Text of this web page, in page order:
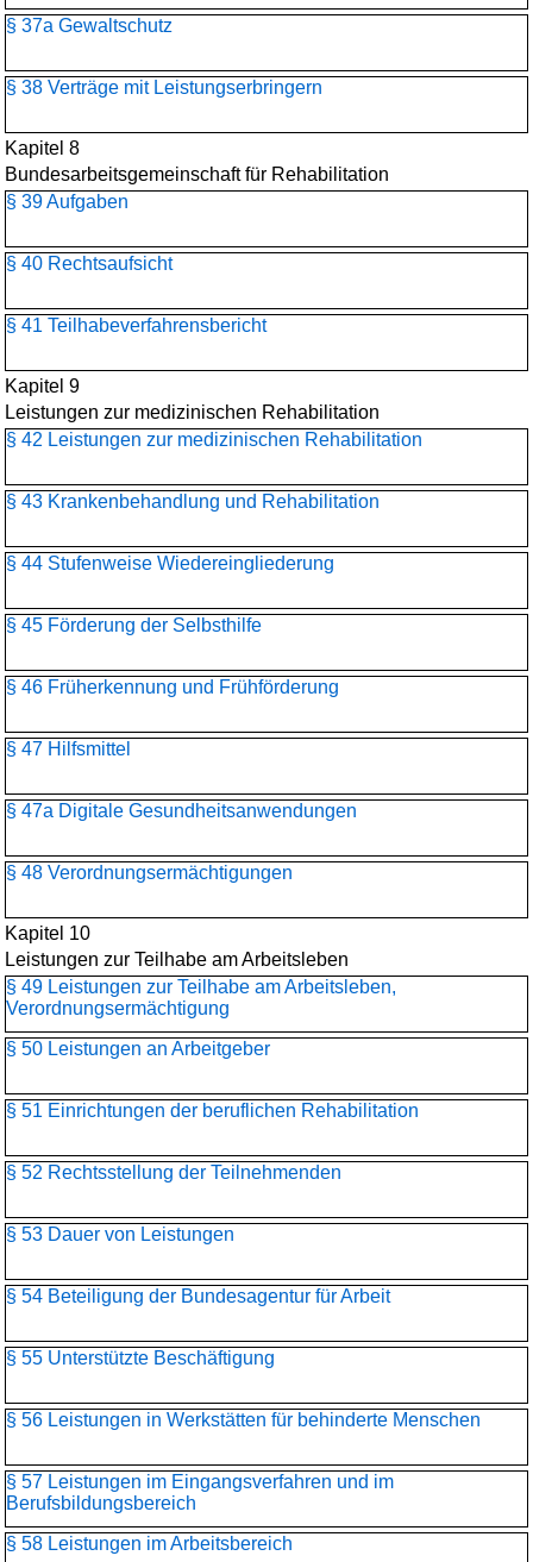
§ 37a Gewaltschutz
§ 38 Verträge mit Leistungserbringern
Kapitel 8
Bundesarbeitsgemeinschaft für Rehabilitation
§ 39 Aufgaben
§ 40 Rechtsaufsicht
§ 41 Teilhabeverfahrensbericht
Kapitel 9
Leistungen zur medizinischen Rehabilitation
§ 42 Leistungen zur medizinischen Rehabilitation
§ 43 Krankenbehandlung und Rehabilitation
§ 44 Stufenweise Wiedereingliederung
§ 45 Förderung der Selbsthilfe
§ 46 Früherkennung und Frühförderung
§ 47 Hilfsmittel
§ 47a Digitale Gesundheitsanwendungen
§ 48 Verordnungsermächtigungen
Kapitel 10
Leistungen zur Teilhabe am Arbeitsleben
§ 49 Leistungen zur Teilhabe am Arbeitsleben,
Verordnungsermächtigung
§ 50 Leistungen an Arbeitgeber
§ 51 Einrichtungen der beruflichen Rehabilitation
§ 52 Rechtsstellung der Teilnehmenden
§ 53 Dauer von Leistungen
§ 54 Beteiligung der Bundesagentur für Arbeit
§ 55 Unterstützte Beschäftigung
§ 56 Leistungen in Werkstätten für behinderte Menschen
§ 57 Leistungen im Eingangsverfahren und im
Berufsbildungsbereich
§ 58 Leistungen im Arbeitsbereich